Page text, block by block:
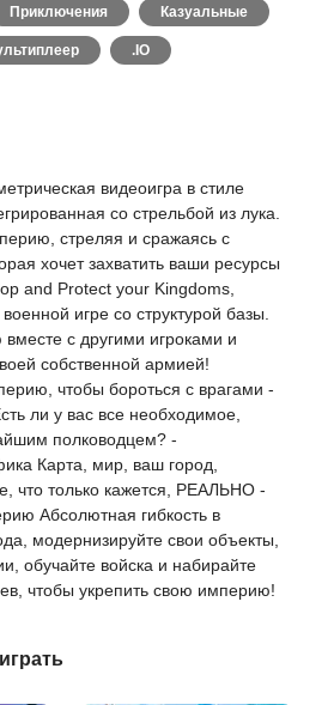
Приключения Казуальные
.IO
видеоигра в стиле
со стрельбой из лука.
стреляя и сражаясь с
хочет захватить ваши ресурсы
and Protect your Kingdoms,
игре со структурой базы.
с другими игроками и
собственной армией!
чтобы бороться с врагами -
ли у вас все необходимое,
полководцем? -
Карта, мир, ваш город,
что только кажется, РЕАЛЬНО -
Абсолютная гибкость в
модернизируйте свои объекты,
обучайте войска и набирайте
чтобы укрепить свою империю!